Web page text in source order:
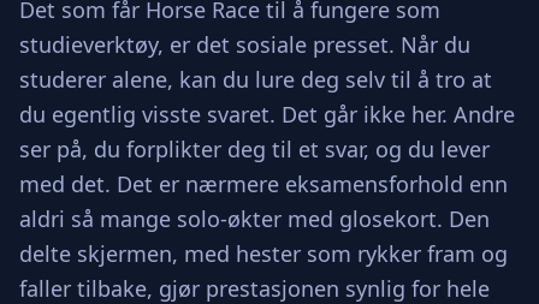
Det som får Horse Race til å fungere som
studieverktøy, er det sosiale presset. Når du
studerer alene, kan du lure deg selv til å tro at
du egentlig visste svaret. Det går ikke her. Andre
ser på, du forplikter deg til et svar, og du lever
med det. Det er nærmere eksamensforhold enn
aldri så mange solo-økter med glosekort. Den
delte skjermen, med hester som rykker fram og
faller tilbake, gjør prestasjonen synlig for hele